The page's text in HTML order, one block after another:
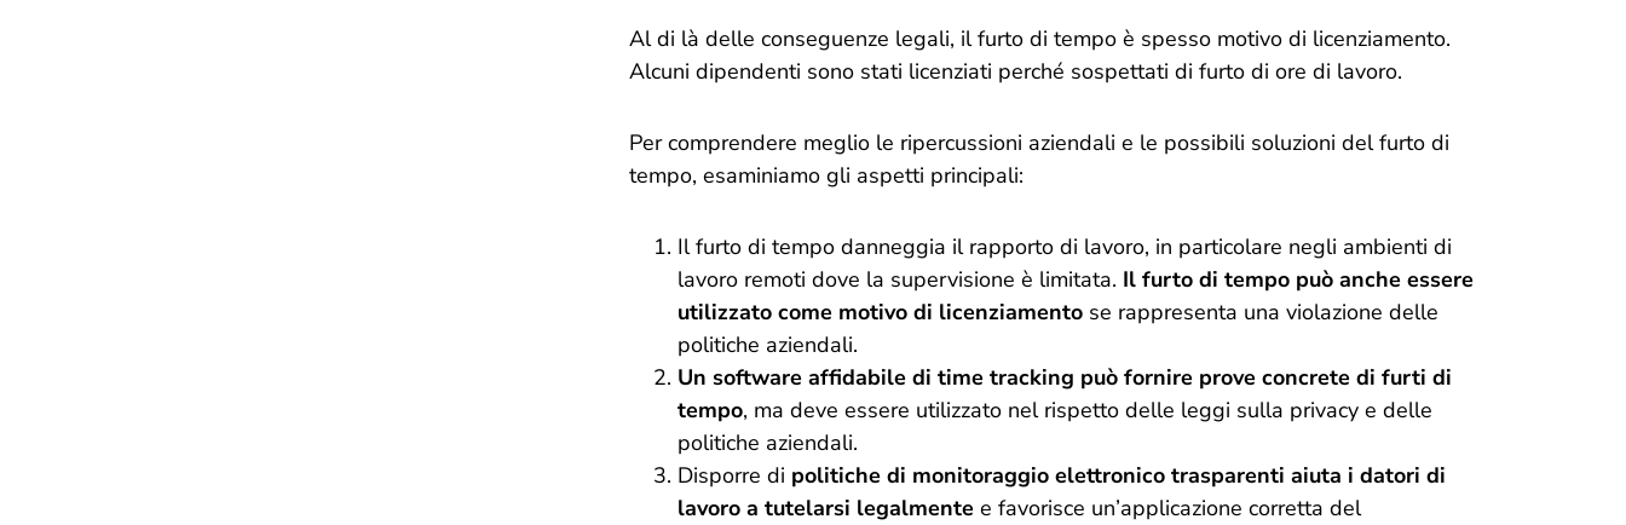
Al di là delle conseguenze legali, il furto di tempo è spesso motivo di licenziamento.
Alcuni dipendenti sono stati licenziati perché sospettati di furto di ore di lavoro.
Per comprendere meglio le ripercussioni aziendali e le possibili soluzioni del furto di
tempo, esaminiamo gli aspetti principali:
Il furto di tempo danneggia il rapporto di lavoro, in particolare negli ambienti di
lavoro remoti dove la supervisione è limitata. Il furto di tempo può anche essere
utilizzato come motivo di licenziamentose rappresenta una violazione delle
politiche aziendali.
Un software affidabile di time tracking può fornire prove concrete di furti di
tempo, ma deve essere utilizzato nel rispetto delle leggi sulla privacy e delle
politiche aziendali.
Disporre di politiche di monitoraggio elettronico trasparenti aiuta i datori di
lavoro a tutelarsi legalmentee favorisce un’applicazione corretta del